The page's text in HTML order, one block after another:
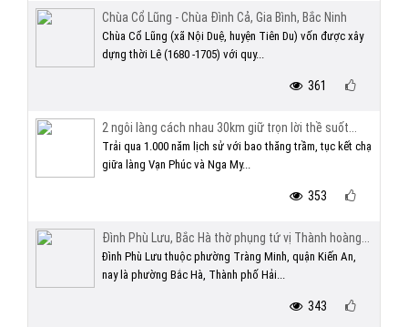
Chùa Cổ Lũng - Chùa Đình Cả, Gia Bình, Bắc Ninh
Chùa Cổ Lũng (xã Nội Duệ, huyện Tiên Du) vốn được xây
dựng thời Lê (1680 -1705) với quy...
361
2 ngôi làng cách nhau 30km giữ trọn lời thề suốt...
Trải qua 1.000 năm lịch sử với bao thăng trầm, tục kết chạ
giữa làng Vạn Phúc và Nga My...
353
Đình Phù Lưu, Bắc Hà thờ phụng tứ vị Thành hoàng...
Đình Phù Lưu thuộc phường Tràng Minh, quận Kiến An,
nay là phường Bắc Hà, Thành phố Hải...
343